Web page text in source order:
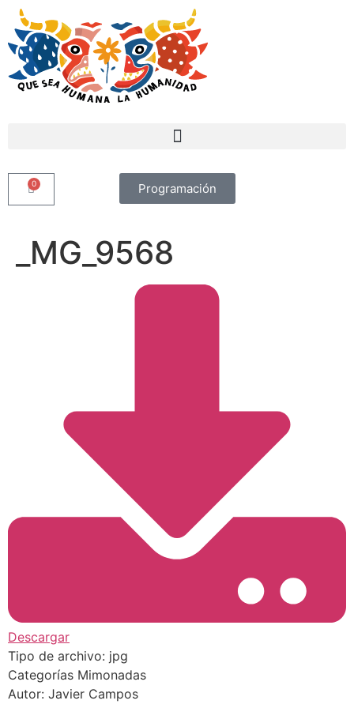
Programación
0
_MG_9568
Descargar
Tipo de archivo: jpg
Categorías Mimonadas
Autor: Javier Campos